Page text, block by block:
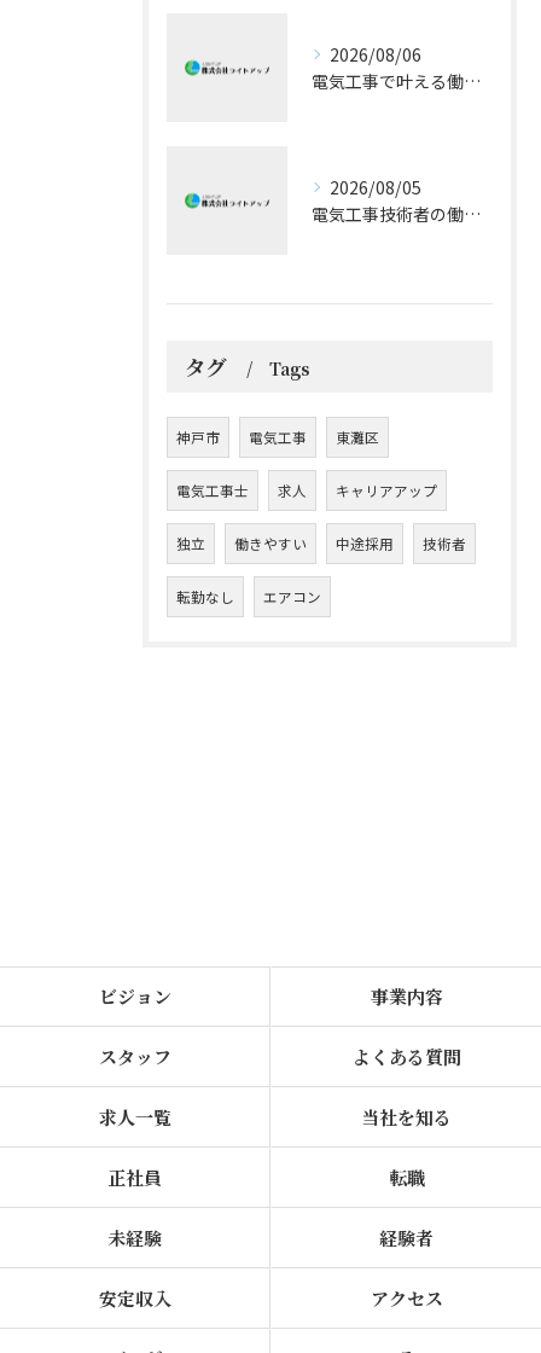
2026/08/06
電気工事で叶える働きやすい環境とキャリア形成
2026/08/05
電気工事技術者の働きやすさと成長戦略
タグ Tags
神戸市 電気工事 東灘区
電気工事士 求人 キャリアアップ
独立 働きやすい 中途採用 技術者
転勤なし エアコン
ビジョン 事業内容
スタッフ よくある質問
求人一覧 当社を知る
正社員 転職
未経験 経験者
安定収入 アクセス